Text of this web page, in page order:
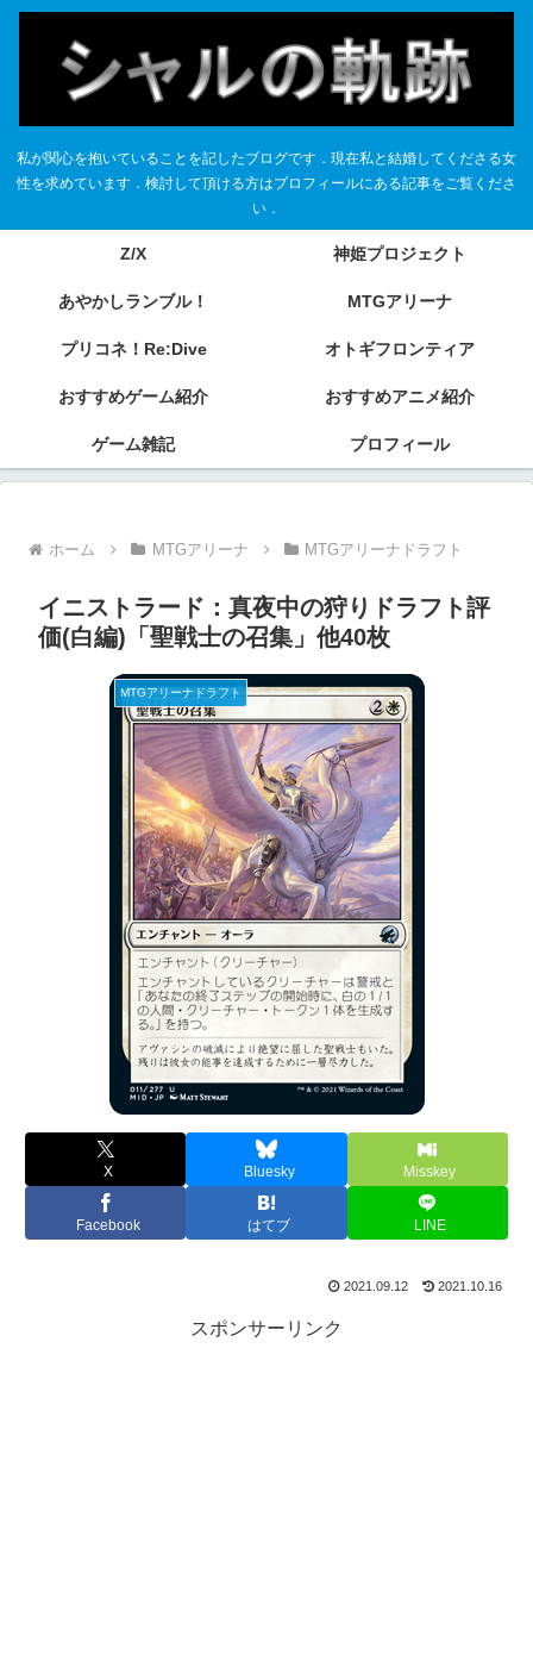
私が関心を抱いていることを記したブログです．現在私と結婚してくださる女
性を求めています．検討して頂ける方はプロフィールにある記事をご覧くださ
い．
Z/X 神姫プロジェクト
あやかしランブル！ MTGアリーナ
プリコネ！Re:Dive オトギフロンティア
おすすめゲーム紹介 おすすめアニメ紹介
ゲーム雑記 プロフィール
ホーム MTGアリーナ MTGアリーナドラフト
イニストラード：真夜中の狩りドラフト評
価(白編)「聖戦士の召集」他40枚
MTGアリーナドラフト
X Bluesky Misskey
Facebook はてブ LINE
2021.09.12 2021.10.16
スポンサーリンク